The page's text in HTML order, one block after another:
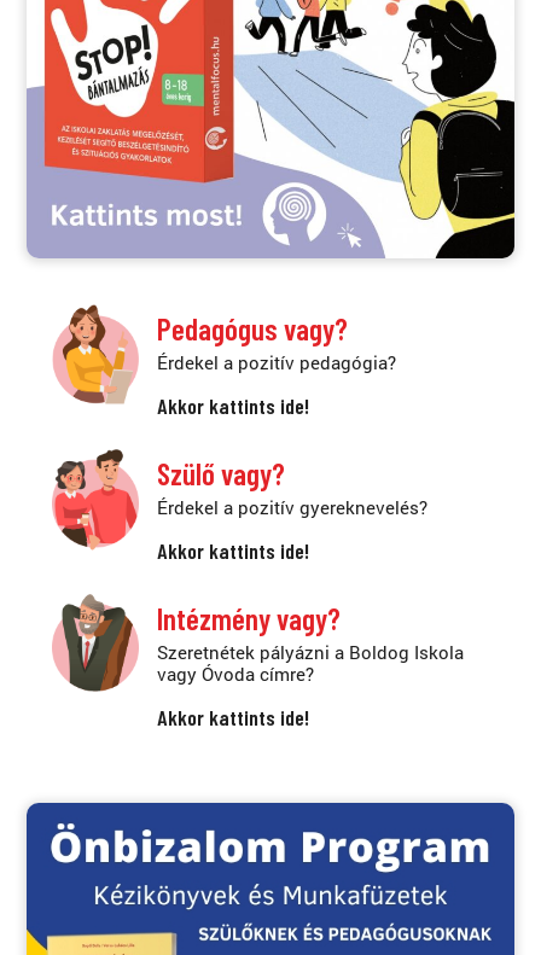
Pedagógus vagy?
Érdekel a pozitív pedagógia?
Akkor kattints ide!
Szülő vagy?
Érdekel a pozitív gyereknevelés?
Akkor kattints ide!
Intézmény vagy?
Szeretnétek pályázni a Boldog Iskola
vagy Óvoda címre?
Akkor kattints ide!